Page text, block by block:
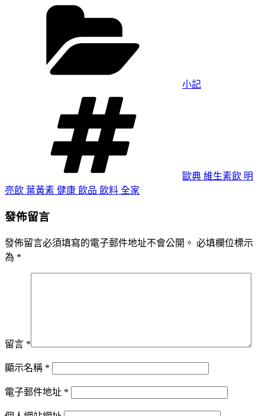
小記
歐典 維生素飲 明
亮飲 葉黃素 健康 飲品 飲料 全家
發佈留言
發佈留言必須填寫的電子郵件地址不會公開。 必填欄位標示
為 *
留言 *
顯示名稱 *
電子郵件地址 *